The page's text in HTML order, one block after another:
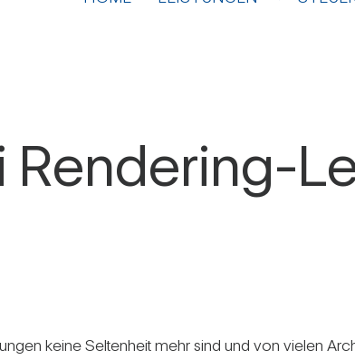
keine Sel­ten­heit mehr sind und von vielen